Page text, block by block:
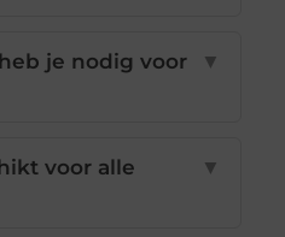
je nodig voor
▼
voor alle
▼